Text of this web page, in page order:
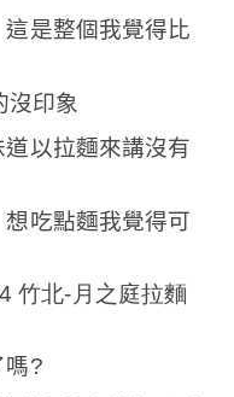
這是整個我覺得比
沒印象
道以拉麵來講沒有
想吃點麵我覺得可
嗎?